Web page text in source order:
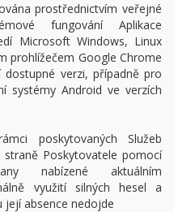
prostřednictvím veřejné
fungování Aplikace
Microsoft Windows, Linux
prohlížečem Google Chrome
verzi, případně pro
systémy Android ve verzích
poskytovaných Služeb
straně Poskytovatele pomocí
nabízené aktuálním
využití silných hesel a
její absence nedojde